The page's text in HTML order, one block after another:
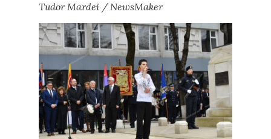
Tudor Mardei / NewsMaker